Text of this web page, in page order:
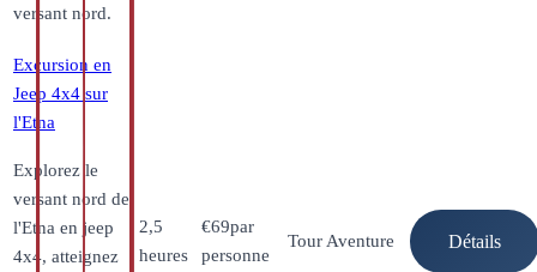
versant nord.
Excursion en
Jeep 4x4 sur
l'Etna
Explorez le
versant nord de
l'Etna en jeep
4x4, atteignez
2,5
heures
€69par
personne
Tour Aventure Détails